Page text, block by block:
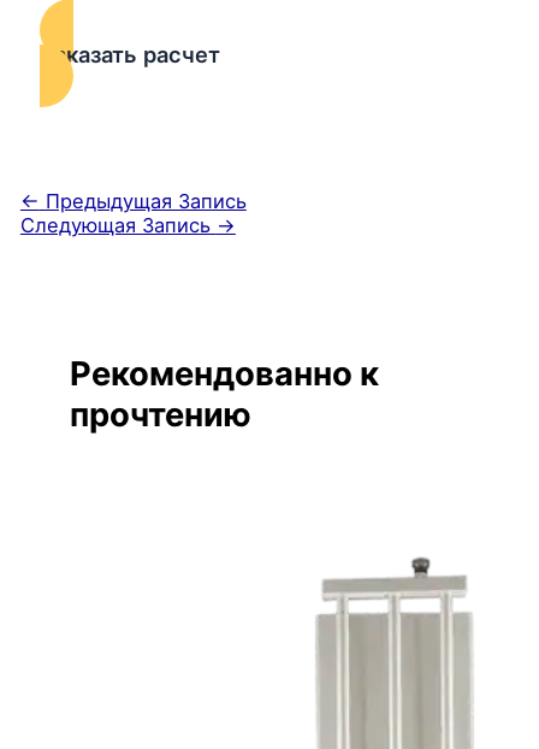
Заказать расчет
← Предыдущая Запись
Следующая Запись →
Рекомендованно к
прочтению